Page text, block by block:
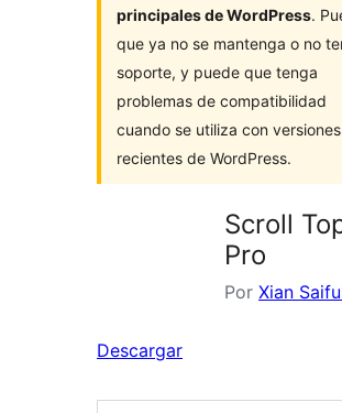
principales de WordPress.
que ya no se mantenga o no
soporte, y puede que tenga
problemas de compatibilidad
cuando se utiliza con
recientes de WordPress.
Scroll
Pro
Por Xian
Descargar